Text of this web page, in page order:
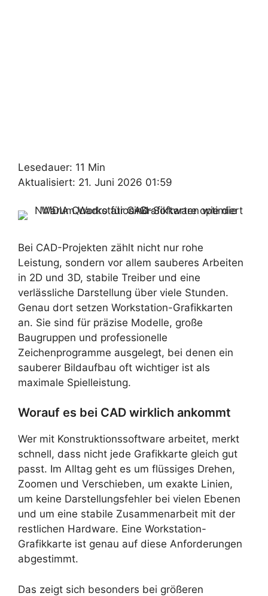
Lesedauer: 11 Min
Aktualisiert: 21. Juni 2026 01:59
Bei CAD-Projekten zählt nicht nur rohe
Leistung, sondern vor allem sauberes Arbeiten
in 2D und 3D, stabile Treiber und eine
verlässliche Darstellung über viele Stunden.
Genau dort setzen Workstation-Grafikkarten
an. Sie sind für präzise Modelle, große
Baugruppen und professionelle
Zeichenprogramme ausgelegt, bei denen ein
sauberer Bildaufbau oft wichtiger ist als
maximale Spielleistung.
Worauf es bei CAD wirklich ankommt
Wer mit Konstruktionssoftware arbeitet, merkt
schnell, dass nicht jede Grafikkarte gleich gut
passt. Im Alltag geht es um flüssiges Drehen,
Zoomen und Verschieben, um exakte Linien,
um keine Darstellungsfehler bei vielen Ebenen
und um eine stabile Zusammenarbeit mit der
restlichen Hardware. Eine Workstation-
Grafikkarte ist genau auf diese Anforderungen
abgestimmt.
Das zeigt sich besonders bei größeren